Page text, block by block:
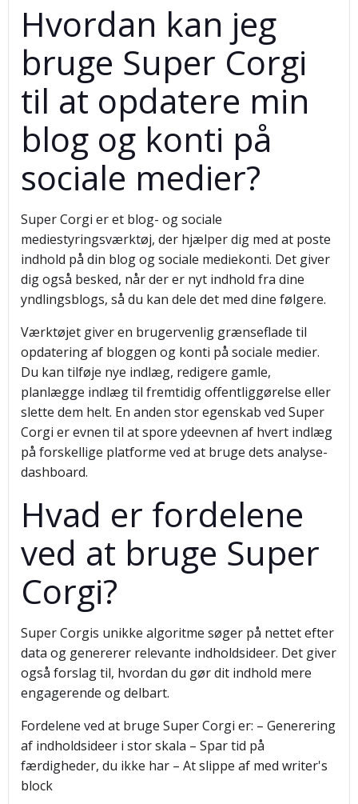
Hvordan kan jeg
bruge Super Corgi
til at opdatere min
blog og konti på
sociale medier?
Super Corgi er et blog- og sociale
mediestyringsværktøj, der hjælper dig med at poste
indhold på din blog og sociale mediekonti. Det giver
dig også besked, når der er nyt indhold fra dine
yndlingsblogs, så du kan dele det med dine følgere.
Værktøjet giver en brugervenlig grænseflade til
opdatering af bloggen og konti på sociale medier.
Du kan tilføje nye indlæg, redigere gamle,
planlægge indlæg til fremtidig offentliggørelse eller
slette dem helt. En anden stor egenskab ved Super
Corgi er evnen til at spore ydeevnen af hvert indlæg
på forskellige platforme ved at bruge dets analyse-
dashboard.
Hvad er fordelene
ved at bruge Super
Corgi?
Super Corgis unikke algoritme søger på nettet efter
data og genererer relevante indholdsideer. Det giver
også forslag til, hvordan du gør dit indhold mere
engagerende og delbart.
Fordelene ved at bruge Super Corgi er: – Generering
af indholdsideer i stor skala – Spar tid på
færdigheder, du ikke har – At slippe af med writer's
block